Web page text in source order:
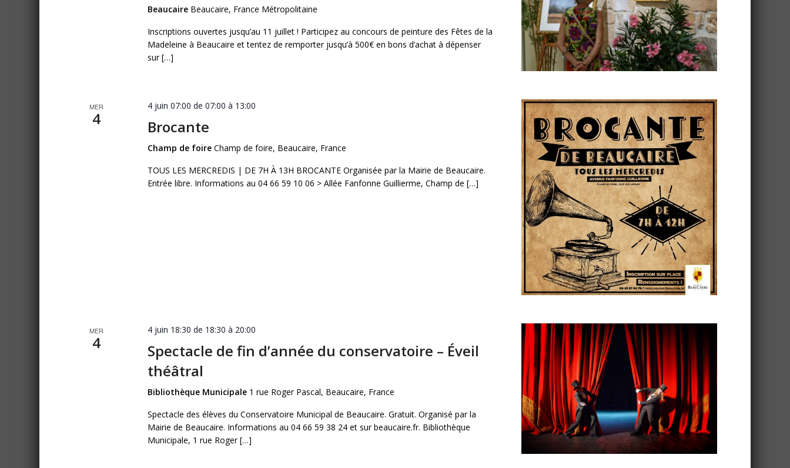
Beaucaire Beaucaire, France Métropolitaine
Inscriptions ouvertes jusqu’au 11 juillet ! Participez au concours de peinture des Fêtes de la
Madeleine à Beaucaire et tentez de remporter jusqu’à 500€ en bons d’achat à dépenser
sur […]
MER
4
4 juin 07:00 de 07:00 à 13:00
Brocante
Champ de foireChamp de foire, Beaucaire, France
TOUS LES MERCREDIS | DE 7H À 13H BROCANTE Organisée par la Mairie de Beaucaire.
Entrée libre. Informations au 04 66 59 10 06 > Allée Fanfonne Guillierme, Champ de […]
MER
4
4 juin 18:30 de 18:30 à 20:00
Spectacle de fin d’année du conservatoire – Éveil
théâtral
Bibliothèque Municipale 1 rue Roger Pascal, Beaucaire, France
Spectacle des élèves du Conservatoire Municipal de Beaucaire. Gratuit. Organisé par la
Mairie de Beaucaire. Informations au 04 66 59 38 24 et sur beaucaire.fr. Bibliothèque
Municipale, 1 rue Roger […]